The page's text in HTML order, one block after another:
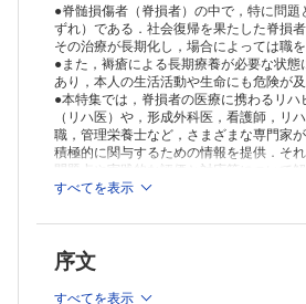
地域リハビリテーションの現状と今後
1．地域リハビリテーションとは（菊地尚
連載
巻頭カラーデザインが拓くリハビリテー
5．臨床に利用可能なスマートアパレル（
ョンキャプチャe-skin MEVA（網盛一郎）
ニューカマー リハ科専門医
（渡邊幸太朗）
リハビリテーション医療における
5．Evidence-Based Practiceにおける情報
19．Cortical silent period（CSP）（武田
認知症の基礎知識とリハビリテーション
3．認知症の基本（診断と治療）（三戸高
●脊髄損傷者（脊損者）の中で，特に問
ずれ）である．社会復帰を果たした脊損
その治療が長期化し，場合によっては職
●また，褥瘡による長期療養が必要な状態
あり，本人の生活活動や生命にも危険が
●本特集では，脊損者の医療に携わるリハ
（リハ医）や，形成外科医，看護師，リ
職，管理栄養士など，さまざまな専門家
積極的に関与するための情報を提供．そ
問題点や実践的な評価と対応策について解
すべてを表示
序文
すべてを表示